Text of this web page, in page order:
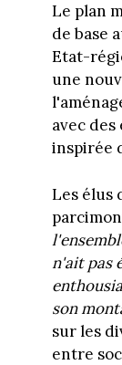
Le plan
de base
Etat-
une
avec
inspirée
Les élus
n'ait pas
son
sur les
entre